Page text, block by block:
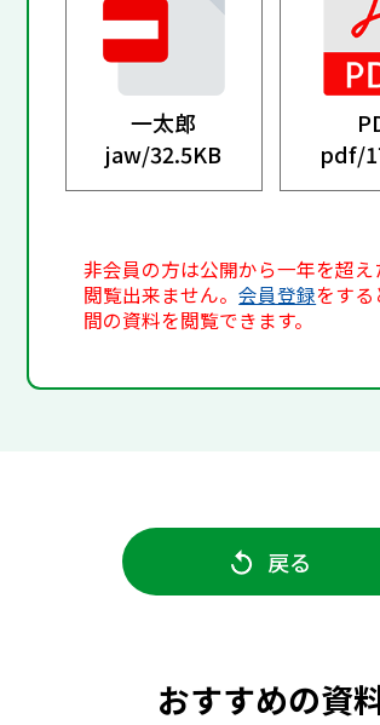
一太郎
jaw/32.5KB
pdf/
非会員の方は公開から一年を超え
閲覧出来ません。会員登録をする
間の資料を閲覧できます。
戻る
おすすめの資